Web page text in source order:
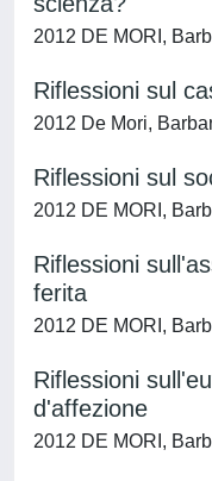
2012 DE MORI,
Riflessioni sul
2012 De Mori,
Riflessioni sul
2012 DE MORI,
Riflessioni
ferita
2012 DE MORI,
Riflessioni
d'affezione
2012 DE MORI,